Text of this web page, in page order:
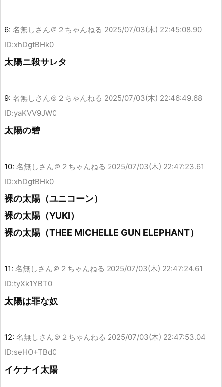
6: 名無しさん＠２ちゃんねる 2025/07/03(木) 22:45:08.90
ID:xhDgtBHk0
太陽ニ殺サレタ
9: 名無しさん＠２ちゃんねる 2025/07/03(木) 22:46:49.68
ID:yaKVV9JW0
太陽の碧
10: 名無しさん＠２ちゃんねる 2025/07/03(木) 22:47:23.61
ID:xhDgtBHk0
裸の太陽（ユニコーン）
裸の太陽（YUKI）
裸の太陽（THEE MICHELLE GUN ELEPHANT）
11: 名無しさん＠２ちゃんねる 2025/07/03(木) 22:47:24.61
ID:tyXk1YBT0
太陽は罪な奴
12: 名無しさん＠２ちゃんねる 2025/07/03(木) 22:47:53.04
ID:seHO+TBd0
イケナイ太陽